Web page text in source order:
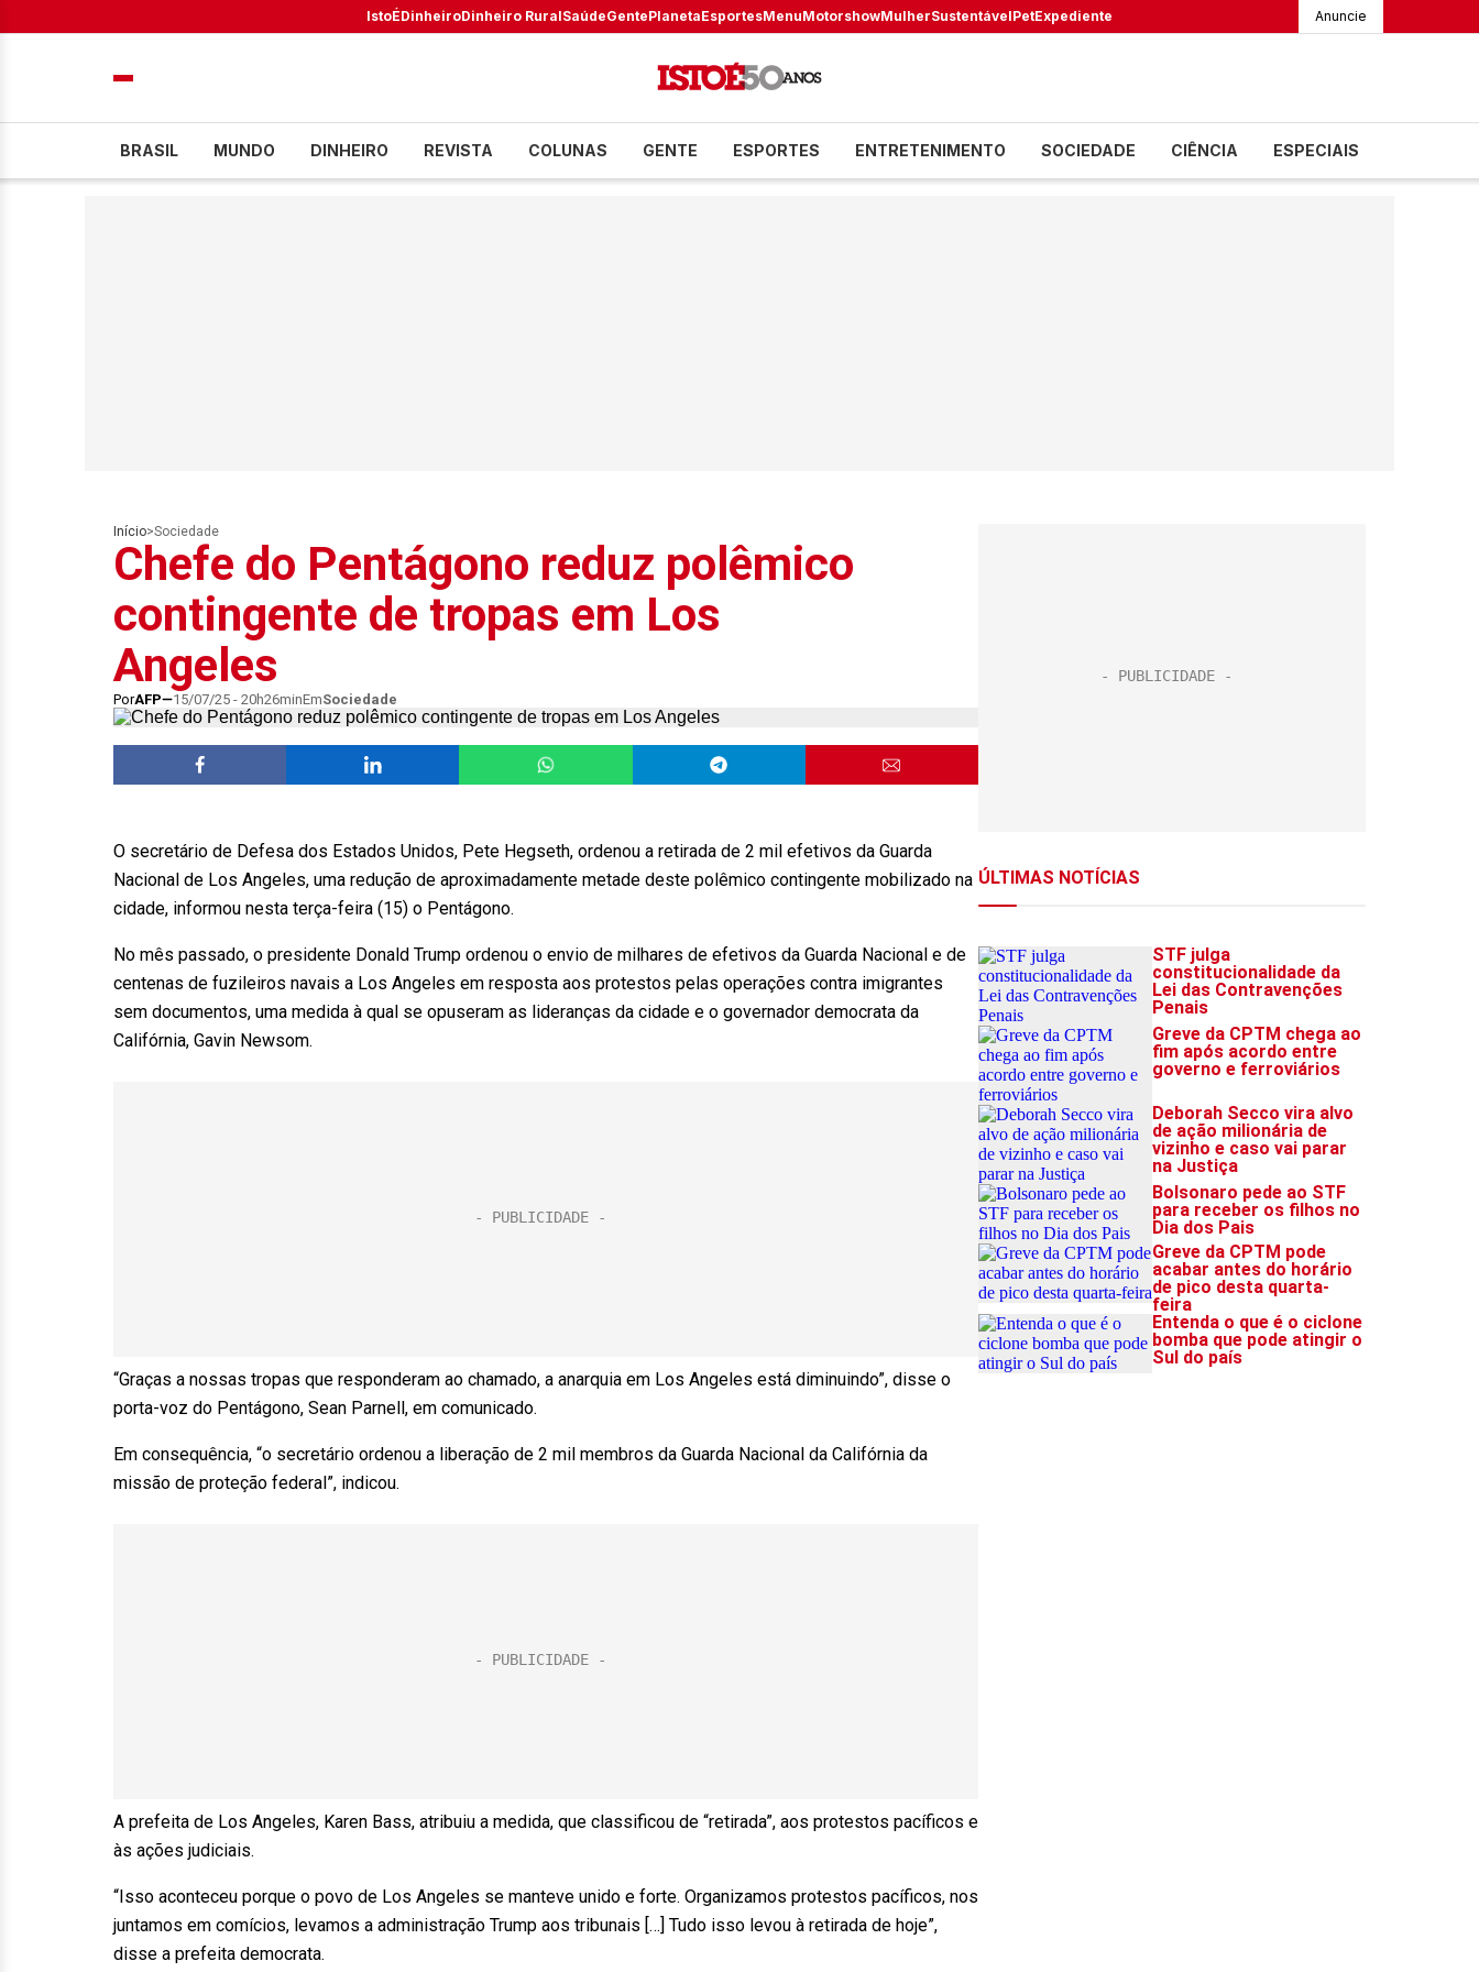
IstoÉDinheiroDinheiro RuralSaúdeGentePlanetaEsportesMenuMotorshowMulherSustentávelPetExpediente Anuncie
BRASIL MUNDO DINHEIRO REVISTA COLUNAS GENTE ESPORTES ENTRETENIMENTO SOCIEDADE CIÊNCIA ESPECIAIS
Início>Sociedade
Chefe do Pentágono reduz polêmico
contingente de tropas em Los
Angeles
PorAFP 15/07/25 - 20h26minEmSociedade
O secretário de Defesa dos Estados Unidos, Pete Hegseth, ordenou a retirada de 2 mil efetivos da Guarda
Nacional de Los Angeles, uma redução de aproximadamente metade deste polêmico contingente mobilizado na
cidade, informou nesta terça-feira (15) o Pentágono.
No mês passado, o presidente Donald Trump ordenou o envio de milhares de efetivos da Guarda Nacional e de
centenas de fuzileiros navais a Los Angeles em resposta aos protestos pelas operações contra imigrantes
sem documentos, uma medida à qual se opuseram as lideranças da cidade e o governador democrata da
Califórnia, Gavin Newsom.
“Graças a nossas tropas que responderam ao chamado, a anarquia em Los Angeles está diminuindo”, disse o
porta-voz do Pentágono, Sean Parnell, em comunicado.
Em consequência, “o secretário ordenou a liberação de 2 mil membros da Guarda Nacional da Califórnia da
missão de proteção federal”, indicou.
A prefeita de Los Angeles, Karen Bass, atribuiu a medida, que classificou de “retirada”, aos protestos pacíficos e
às ações judiciais.
“Isso aconteceu porque o povo de Los Angeles se manteve unido e forte. Organizamos protestos pacíficos, nos
juntamos em comícios, levamos a administração Trump aos tribunais […] Tudo isso levou à retirada de hoje”,
disse a prefeita democrata.